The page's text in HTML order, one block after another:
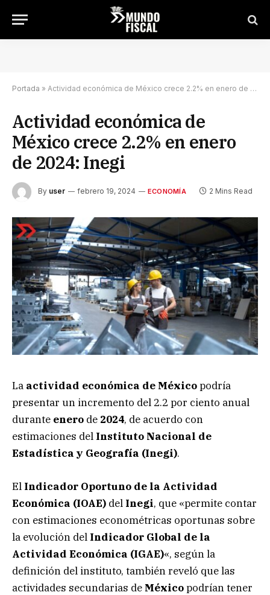
Portada » Actividad económica de México crece 2.2% en enero de 2024: Inegi
Actividad económica de
México crece 2.2% en enero
de 2024: Inegi
By user febrero 19, 2024 ECONOMÍA 2 Mins Read
La actividad económica de Méxicopodría
presentar un incremento del 2.2 por ciento anual
durante enero de 2024, de acuerdo con
estimaciones del Instituto Nacional de
Estadística y Geografía (Inegi).
El Indicador Oportuno de la Actividad
Económica (IOAE) del Inegi, que «permite contar
con estimaciones econométricas oportunas sobre
la evolución del Indicador Global de la
Actividad Económica (IGAE)«, según la
definición del instituto, también reveló que las
actividades secundarias de Méxicopodrían tener